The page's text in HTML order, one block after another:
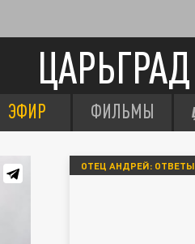
ЦАРЬГРАД
ЭФИР ФИЛЬМЫ
ОТЕЦ АНДРЕЙ: ОТВЕТЫ